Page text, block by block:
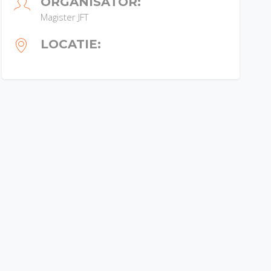
Magister JFT
LOCATIE: